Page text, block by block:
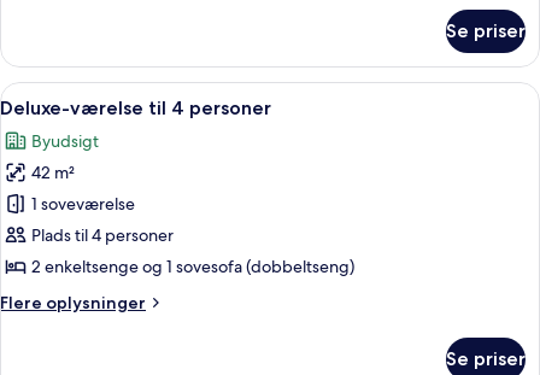
lejlighed
1
(4
pax)
Se priser
Indlæs
alle
billeder
af
Deluxe-
værelse
til
personer
En dobbeltseng med et mønstret
7
Deluxe-værelse til 4 personer
Byudsigt
42 m²
1 soveværelse
Plads til 4 personer
2 enkeltsenge og 1 sovesofa (dobbeltseng)
Flere oplysninger
Flere
Se priser